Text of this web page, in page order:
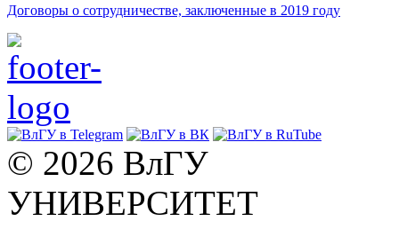
Договоры о сотрудничестве, заключенные в 2019 году
© 2026 ВлГУ
УНИВЕРСИТЕТ